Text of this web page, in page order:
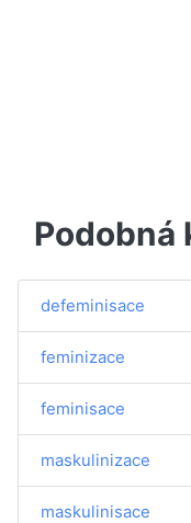
Podobná
defeminisace
feminizace
feminisace
maskulinizace
maskulinisace